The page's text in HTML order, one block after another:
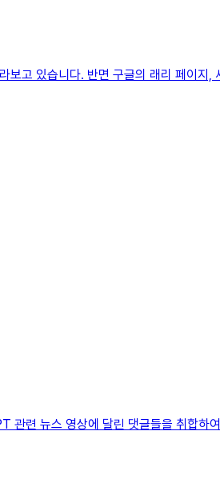
고 있습니다. 반면 구글의 래리 페이
련 뉴스 영상에 달린 댓글들을 취합하